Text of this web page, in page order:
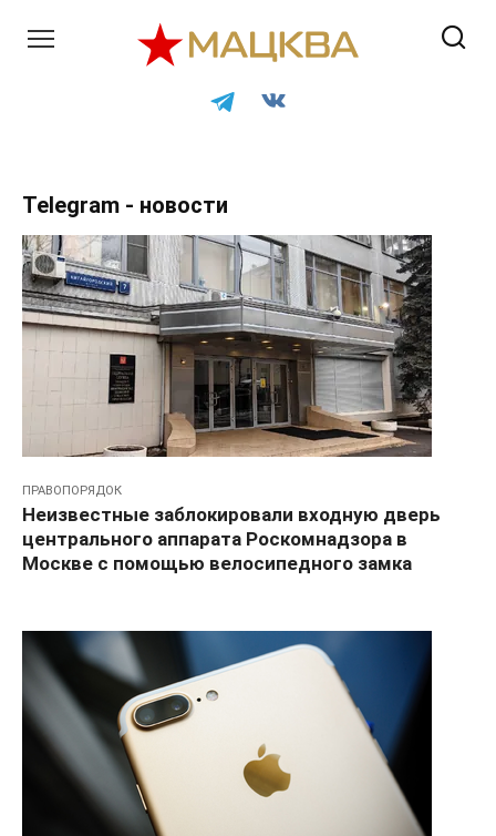
Telegram - новости
ПРАВОПОРЯДОК
Неизвестные заблокировали входную дверь
центрального аппарата Роскомнадзора в
Москве с помощью велосипедного замка